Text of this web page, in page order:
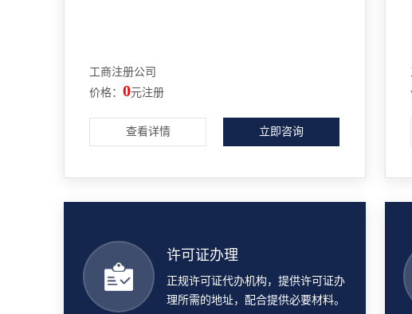
工商注册公司
价格：0元注册
查看详情 立即咨询
许可证办理
正规许可证代办机构，提供许可证办
理所需的地址，配合提供必要材料。